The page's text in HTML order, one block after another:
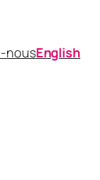
nousEnglish